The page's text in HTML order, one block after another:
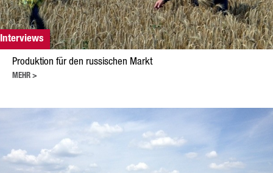
Interviews
Produktion für den russischen Markt
MEHR >
Mais
Lein
Leistungen
Züchtung
Beratung